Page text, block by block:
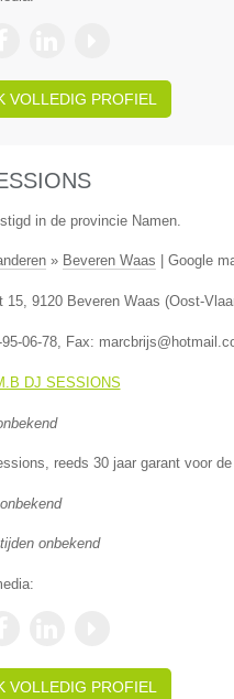
VOLLEDIG PROFIEL
in de provincie Namen.
» Beveren Waas Google
15, 9120 Beveren Waas (Oost-
06-78, Fax:
DJ SESSIONS
reeds 30 jaar garant voor
onbekend
VOLLEDIG PROFIEL